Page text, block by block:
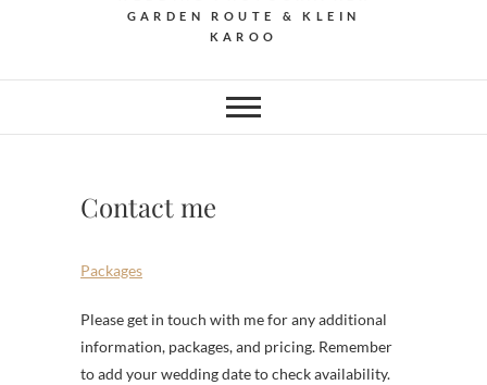
GARDEN ROUTE & KLEIN
KAROO
Contact me
Packages
Please get in touch with me for any additional
information, packages, and pricing. Remember
to add your wedding date to check availability.